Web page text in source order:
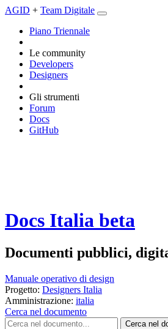
AGID + Team Digitale
Piano Triennale
Le community
Developers
Designers
Gli strumenti
Forum
Docs
GitHub
Docs Italia beta
Documenti pubblici,
Manuale operativo di design
Progetto: Designers Italia
Amministrazione: italia
Cerca nel documento
Cerca nel